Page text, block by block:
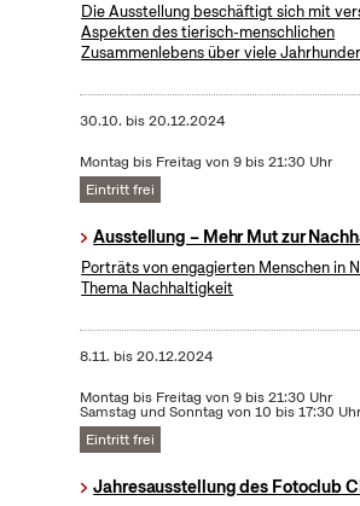
Die Ausstellung beschäftigt sich mit
Aspekten des tierisch-menschlichen
Zusammenlebens über viele
30.10. bis20.12.2024
Montag bis Freitag von 9 bis 21:30 Uhr
Eintritt frei
Ausstellung – Mehr Mut zur
Porträts von engagierten Menschen in
Thema Nachhaltigkeit
8.11. bis20.12.2024
Montag bis Freitag von 9 bis 21:30 Uhr
Samstag und Sonntag von 10 bis 17:30 Uhr
Eintritt frei
Jahresausstellung des Fotoclub